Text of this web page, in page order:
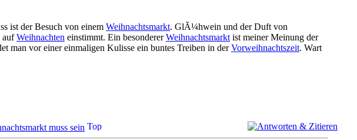
ist der Besuch von einem Weihnachtsmarkt. GlÃ¼hwein und der Duft von
aufWeihnachten einstimmt. Ein besondererWeihnachtsmarkt ist meiner Meinung der
man vor einer einmaligen Kulisse ein buntes Treiben in derVorweihnachtszeit. Wart
muss sein